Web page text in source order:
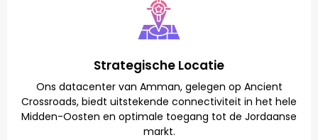
Strategische Locatie
Ons datacenter van Amman, gelegen op Ancient
Crossroads, biedt uitstekende connectiviteit in het hele
Midden-Oosten en optimale toegang tot de Jordaanse
markt.